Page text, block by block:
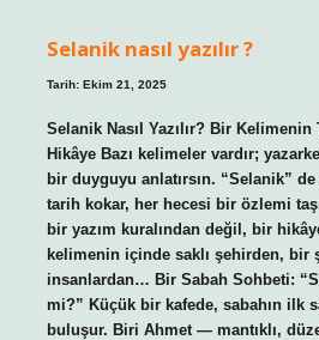
Selanik nasıl yazılır ?
Tarih: Ekim 21, 2025
Selanik Nasıl Yazılır? Bir Kelimenin
Hikâye Bazı kelimeler vardır;
bir duyguyu anlatırsın. “Selanik”
tarih kokar, her hecesi bir özlemi
bir yazım kuralından değil, bir
kelimenin içinde saklı şehirden, bir
insanlardan… Bir Sabah Sohbeti:
mi?” Küçük bir kafede, sabahın ilk
buluşur. Biri Ahmet — mantıklı,